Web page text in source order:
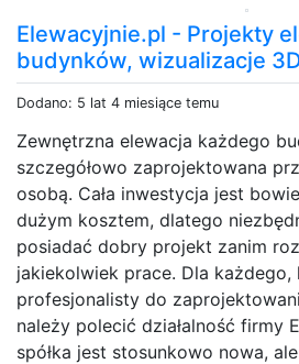
Elewacyjnie.pl - Projekty
budynków, wizualizacje 3D
Dodano: 5 lat 4 miesiące temu
Zewnętrzna elewacja każdego
szczegółowo zaprojektowana
osobą. Cała inwestycja jest
dużym kosztem, dlatego
posiadać dobry projekt zanim
jakiekolwiek prace. Dla każdego,
profesjonalisty do
należy polecić działalność firmy
spółka jest stosunkowo nowa,